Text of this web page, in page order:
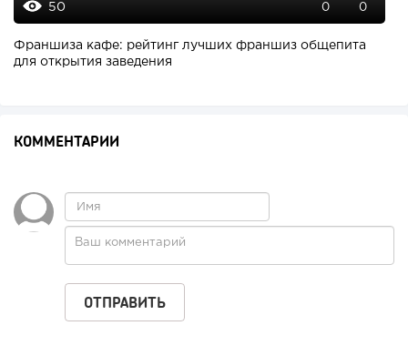
50 0 0
Франшиза кафе: рейтинг лучших франшиз общепита
для открытия заведения
КОММЕНТАРИИ